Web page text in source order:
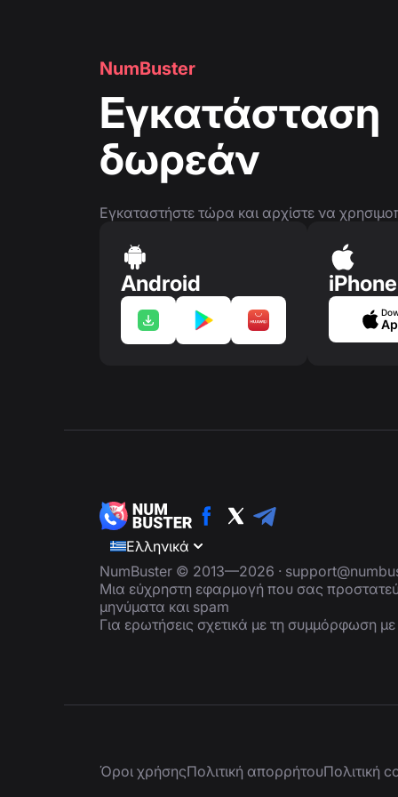
NumBuster
Εγκατάσταση
δωρεάν
Εγκαταστήστε τώρα και αρχίστε να
Android iPhone
Ελληνικά
NumBuster © 2013—2026 ·
Μια εύχρηστη εφαρμογή που σας
μηνύματα και spam
Για ερωτήσεις σχετικά με τη συμμόρφωση με
Όροι χρήσηςΠολιτική απορρήτουΠολιτική